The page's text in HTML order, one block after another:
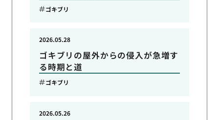
ゴキブリ
ゴキブリの屋外からの侵入が急増す
る時期と道
2026.05.28
ゴキブリ
2026.05.26